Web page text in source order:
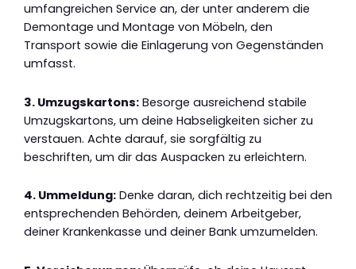
umfangreichen Service an, der unter anderem die
Demontage und Montage von Möbeln, den
Transport sowie die Einlagerung von Gegenständen
umfasst.
3. Umzugskartons: Besorge ausreichend stabile
Umzugskartons, um deine Habseligkeiten sicher zu
verstauen. Achte darauf, sie sorgfältig zu
beschriften, um dir das Auspacken zu erleichtern.
4. Ummeldung: Denke daran, dich rechtzeitig bei den
entsprechenden Behörden, deinem Arbeitgeber,
deiner Krankenkasse und deiner Bank umzumelden.